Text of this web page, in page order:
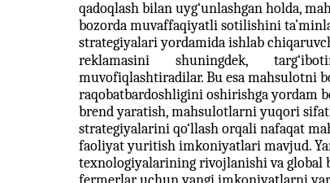
qadoqlash bilan uyg‘unlashgan holda,
bozorda muvaffaqiyatli sotilishini
strategiyalari yordamida ishlab
reklamasini
shuningdek,
muvofiqlashtiradilar. Bu esa mahsulotni
raqobatbardoshligini oshirishga yordam
brend yaratish, mahsulotlarni yuqori
strategiyalarini qo‘llash orqali nafaqat
faoliyat yuritish imkoniyatlari mavjud.
texnologiyalarining rivojlanishi va